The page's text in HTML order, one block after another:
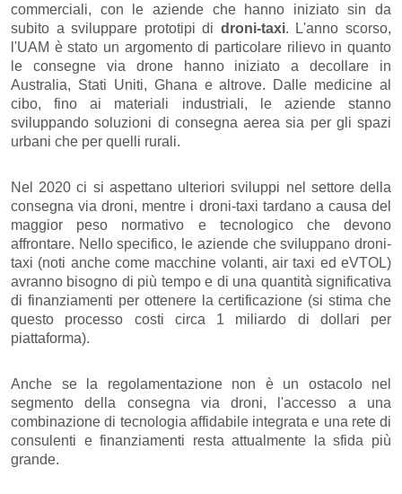
commerciali, con le aziende che hanno iniziato sin da
subito a sviluppare prototipi di droni-taxi. L'anno scorso,
l'UAM è stato un argomento di particolare rilievo in quanto
le consegne via drone hanno iniziato a decollare in
Australia, Stati Uniti, Ghana e altrove. Dalle medicine al
cibo, fino ai materiali industriali, le aziende stanno
sviluppando soluzioni di consegna aerea sia per gli spazi
urbani che per quelli rurali.
Nel 2020 ci si aspettano ulteriori sviluppi nel settore della
consegna via droni, mentre i droni-taxi tardano a causa del
maggior peso normativo e tecnologico che devono
affrontare. Nello specifico, le aziende che sviluppano droni-
taxi (noti anche come macchine volanti, air taxi ed eVTOL)
avranno bisogno di più tempo e di una quantità significativa
di finanziamenti per ottenere la certificazione (si stima che
questo processo costi circa 1 miliardo di dollari per
piattaforma).
Anche se la regolamentazione non è un ostacolo nel
segmento della consegna via droni, l'accesso a una
combinazione di tecnologia affidabile integrata e una rete di
consulenti e finanziamenti resta attualmente la sfida più
grande.